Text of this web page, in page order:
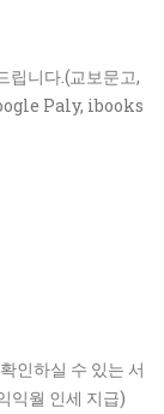
립니다.(교보문고,
Paly, ibooks
인하실 수 있는 서
익월 인세 지급)